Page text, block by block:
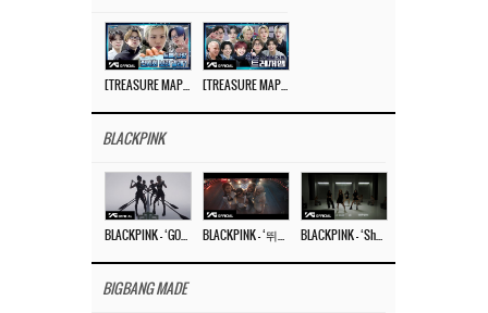
BLACKPINK
BIGBANG MADE